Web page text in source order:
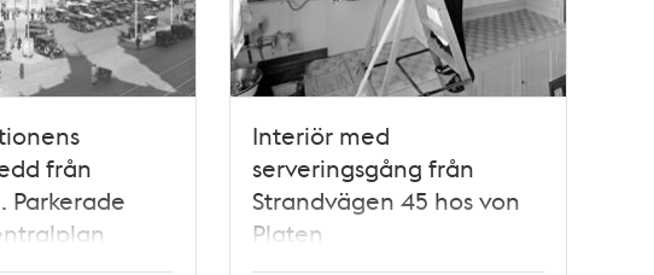
från
Parkerade
Interiör med
serveringsgång från
Strandvägen 45 hos von
Platen